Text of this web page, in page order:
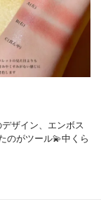
ザイン、エンボス
のがツール💫中くら